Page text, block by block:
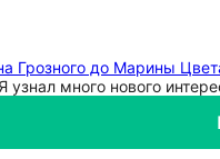
Грозного до Марины
много нового